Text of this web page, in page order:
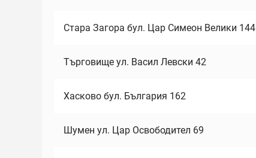
Стара Загора бул. Цар Симеон Велики 144
Търговище ул. Васил Левски 42
Хасково бул. България 162
Шумен ул. Цар Освободител 69